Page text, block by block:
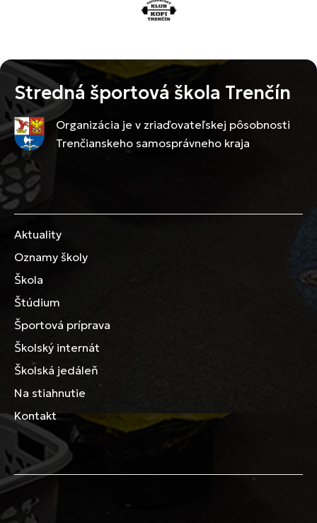
Stredná športová škola Trenčín
Organizácia je v zriaďovateľskej pôsobnosti
Trenčianskeho samosprávneho kraja
Aktuality
Oznamy školy
Škola
Štúdium
Športová príprava
Školský internát
Školská jedáleň
Na stiahnutie
Kontakt